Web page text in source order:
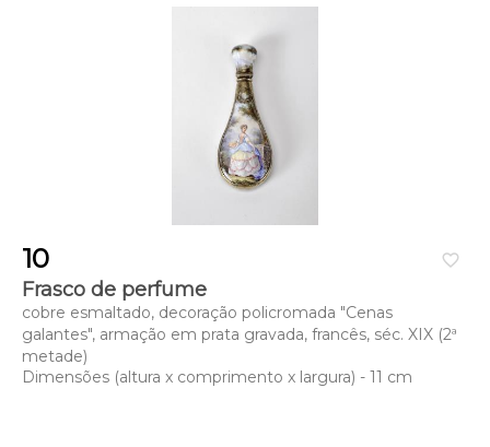
favorite_border
10
Frasco de perfume
cobre esmaltado, decoração policromada "Cenas
galantes", armação em prata gravada, francês, séc. XIX (2ª
metade)
Dimensões (altura x comprimento x largura) - 11 cm